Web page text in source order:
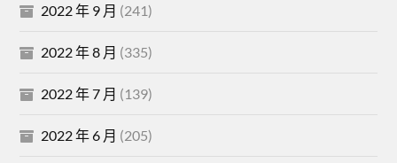
2022 年 9 月 (241)
2022 年 8 月 (335)
2022 年 7 月 (139)
2022 年 6 月 (205)